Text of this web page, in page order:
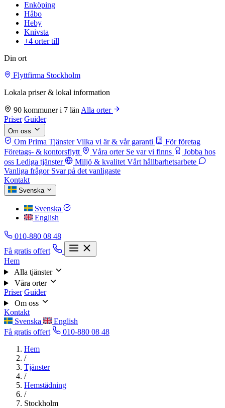
Enköping
Håbo
Heby
Knivsta
+4 orter till
Din ort
Flyttfirma Stockholm
Lokala priser & lokal information
90 kommuner i 7 län Alla orter
Priser Guider
Om oss
Om Prima Tjänster Vilka vi är & vår garanti
För företag
Företags- & kontorsflytt
Våra orter Se var vi finns
Jobba hos
oss Lediga tjänster Miljö & kvalitet Vårt hållbarhetsarbete
Vanliga frågor Svar på det vanligaste
Kontakt
Svenska
Svenska
English
010-880 08 48
Få gratis offert
Hem
Alla tjänster
Våra orter
Priser Guider
Om oss
Kontakt
Svenska
English
Få gratis offert
010-880 08 48
Hem
/
Tjänster
/
Hemstädning
/
Stockholm